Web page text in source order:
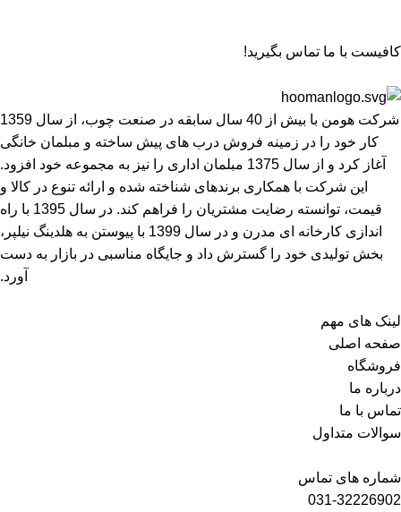
کافیست با ما تماس بگیرید!
شرکت هومن با بیش از 40 سال سابقه در صنعت چوب، از سال 1359
کار خود را در زمینه فروش درب های پیش ساخته و مبلمان خانگی
آغاز کرد و از سال 1375 مبلمان اداری را نیز به مجموعه خود افزود.
این شرکت با همکاری برندهای شناخته شده و ارائه تنوع در کالا و
قیمت، توانسته رضایت مشتریان را فراهم کند. در سال 1395 با راه
اندازی کارخانه ای مدرن و در سال 1399 با پیوستن به هلدینگ نیلپر،
بخش تولیدی خود را گسترش داد و جایگاه مناسبی در بازار به دست
آورد.
لینک های مهم
صفحه اصلی
فروشگاه
درباره ما
تماس با ما
سوالات متداول
شماره های تماس
031-32226902